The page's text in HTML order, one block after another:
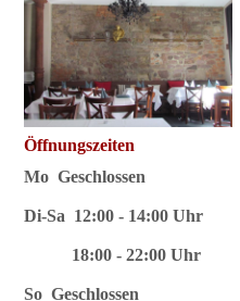
Öffnungszeiten
Mo Geschlossen
Di-Sa 12:00 - 14:00 Uhr
18:00 - 22:00 Uhr
So Geschlossen